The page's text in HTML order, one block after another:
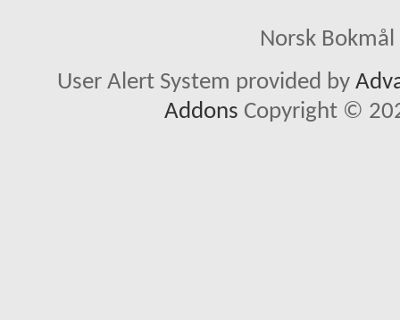
Norsk
User Alert System provided by
Addons Copyright ©